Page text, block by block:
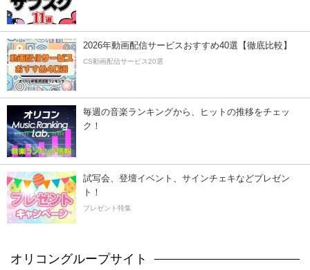
2026年動画配信サービスおすすめ40選【徹底比較】
CS動画配信サービス20選
毎週の音楽ランキングから、ヒットの推移をチェッ
ク！
試写会、登壇イベント、サインチェキなどプレゼン
ト！
プレゼント特集
オリコングループサイト